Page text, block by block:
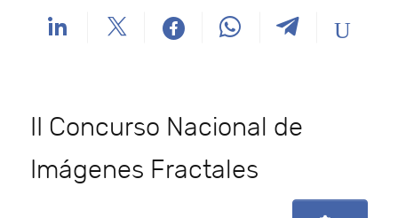
II Concurso Nacional de
Imágenes Fractales